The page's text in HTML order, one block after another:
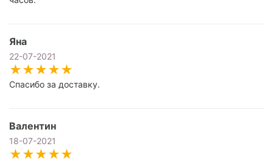
Яна
22-07-2021
Спасибо за доставку.
Валентин
18-07-2021